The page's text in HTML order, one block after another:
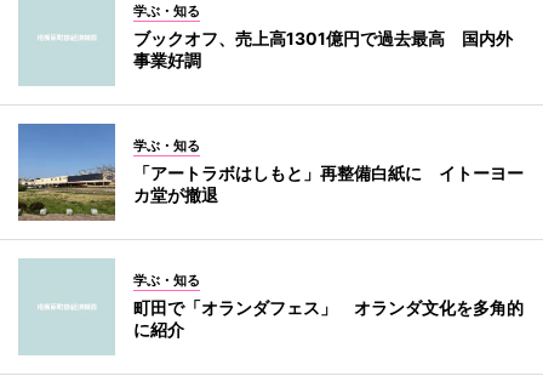
学ぶ・知る
ブックオフ、売上高1301億円で過去最高 国内外
事業好調
学ぶ・知る
「アートラボはしもと」再整備白紙に イトーヨー
カ堂が撤退
学ぶ・知る
町田で「オランダフェス」 オランダ文化を多角的
に紹介